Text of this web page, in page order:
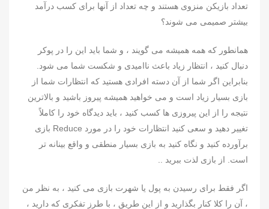
تعداد بازیکن منزوی هستند و چه تعداد از آنها برای کسب درآمد
بیشتر صمیمی می شوند؟
همانطور که همه همیشه می گویند ، و شما باید این را در پوکر
دنبال کنید ، انتظار زیاد باعث ناامیدی و شکست شما می شود.
بنابراین اگر شما از آن دسته افرادی هستید که انتظارات شما از
بازی بسیار زیاد است و می خواهید همیشه پیروز باشید و بالاترین
نتیجه را از این پیروزی ها کسب کنید ، باید دیدگاه خود را کاملاً
تغییر دهید و سعی کنید انتظارات خود را در مورد Reduce بازی
برآورده کنید و نگاه کنید به بازی بسیار منطقی و واقع بینانه تر
است. از بازی لذت ببرید ..
اگر فقط برای رسیدن به پول یا شهرت بازی می کنید ، به نظر من
، آن را کلا کنار بگذارید و از این طریق ، با طرز تفکری که دارید ،